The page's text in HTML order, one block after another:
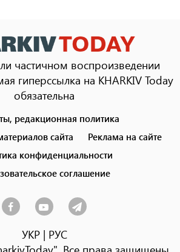
частичном воспроизведении
гиперссылка на KHARKIV Today
обязательна
редакционная политика
сайта
Реклама на сайте
конфиденциальности
соглашение
УКР| РУС